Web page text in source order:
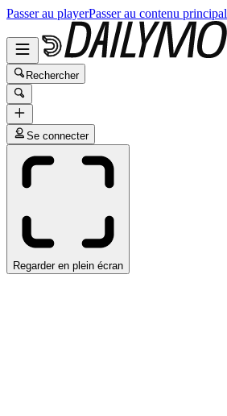
Passer au playerPasser au contenu principal
Rechercher
Se connecter
Regarder en plein écran